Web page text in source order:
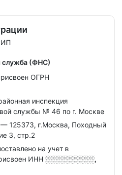
служба (ФНС)
ОГРН
инспекция
службы № 46 по г. Москве
— 125373, г.Москва, Походный
3, стр.2
на учет в
ИНН ░░░░░░░░░░,